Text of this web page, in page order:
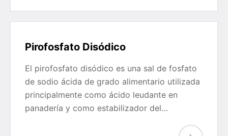
Pirofosfato Disódico
El pirofosfato disódico es una sal de fosfato
de sodio ácida de grado alimentario utilizada
principalmente como ácido leudante en
panadería y como estabilizador del…